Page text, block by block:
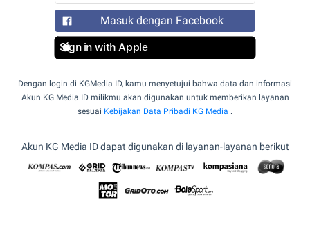
Masuk dengan Facebook
Sign in with Apple
Dengan login di KGMedia ID, kamu menyetujui bahwa data dan informasi
Akun KG Media ID milikmu akan digunakan untuk memberikan layanan
sesuai Kebijakan Data Pribadi KG Media .
Akun KG Media ID dapat digunakan di layanan-layanan berikut